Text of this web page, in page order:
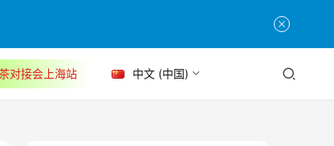
对接会上海站 中文 (中国)